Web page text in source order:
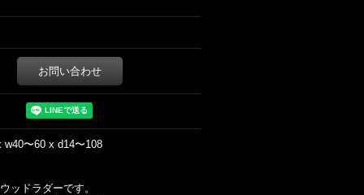
お問い合わせ
w40〜60 x d14〜108
ッドラダーです。